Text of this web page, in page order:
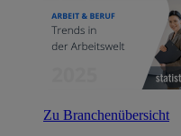
Zu Branchenübersicht